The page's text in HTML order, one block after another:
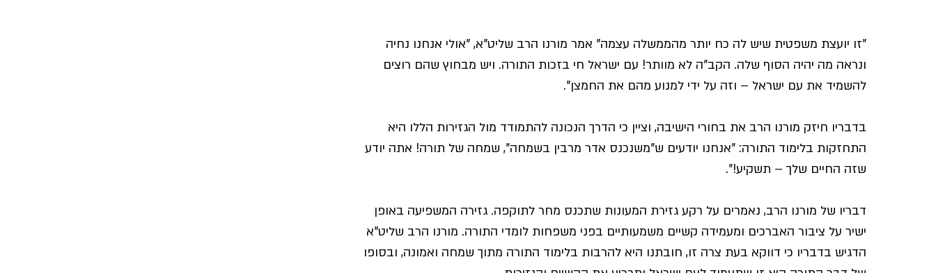
"זו יועצת משפטית שיש לה כח יותר מהממשלה עצמה" אמר מורנו הרב שליט"א, "אולי אנחנו נחיה
ונראה מה יהיה הסוף שלה. הקב"ה לא מוותר! עם ישראל חי בזכות התורה. ויש מבחוץ שהם רוצים
להשמיד את עם ישראל – וזה על ידי למנוע מהם את החמצן".
בדבריו חיזק מורנו הרב את בחורי הישיבה, וציין כי הדרך הנכונה להתמודד מול הגזירות הללו היא
התחזקות בלימוד התורה: "אנחנו יודעים ש"משנכנס אדר מרבין בשמחה", שמחה של תורה! אתה יודע
שזה החיים שלך – תשקיע!".
דבריו של מורנו הרב, נאמרים על רקע גזירת המעונות שתכנס מחר לתוקפה. גזירה המשפיעה באופן
ישיר על ציבור האברכים ומעמידה קשיים משמעותיים בפני משפחות לומדי התורה. מורנו הרב שליט"א
הדגיש בדבריו כי דווקא בעת צרה זו, חובתנו היא להרבות בלימוד התורה מתוך שמחה ואמונה, ובסופו